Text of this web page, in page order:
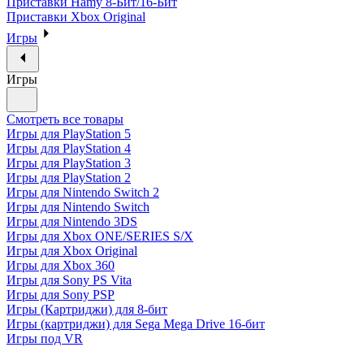
Приставки Xbox Original
Игры
Игры
Смотреть все товары
Игры для PlayStation 5
Игры для PlayStation 4
Игры для PlayStation 3
Игры для PlayStation 2
Игры для Nintendo Switch 2
Игры для Nintendo Switch
Игры для Nintendo 3DS
Игры для Xbox ONE/SERIES S/X
Игры для Xbox Original
Игры для Xbox 360
Игры для Sony PS Vita
Игры для Sony PSP
Игры (Картриджи) для 8-бит
Игры (картриджи) для Sega Mega Drive 16-бит
Игры под VR